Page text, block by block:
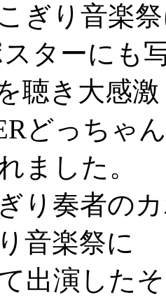
ぎり音楽
スターに
聴き大感
どっちゃ
ました。
り奏者の
音楽祭に
出演した